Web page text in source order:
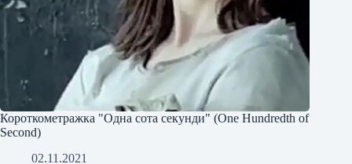
Короткометражка "Одна сота секунди" (One Hundredth of
Second)
02.11.2021